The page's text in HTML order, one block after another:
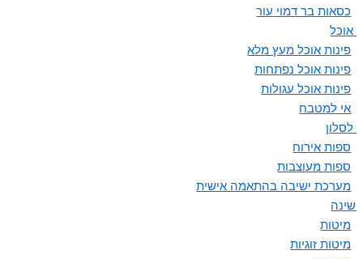
כסאות בר דמוי עור
אוכל
פינות אוכל מעץ מלא
פינות אוכל נפתחות
פינות אוכל עגולות
אי למטבח
לסלון
ספות אירוח
ספות מעוצבות
מערכת ישיבה בהתאמה אישית
שינה
מיטות
מיטות זוגיות